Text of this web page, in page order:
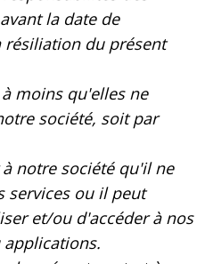
la date de
du présent
à moins qu'elles ne
société, soit par
notre société qu'il ne
services ou il peut
et/ou d'accéder à nos
applications.